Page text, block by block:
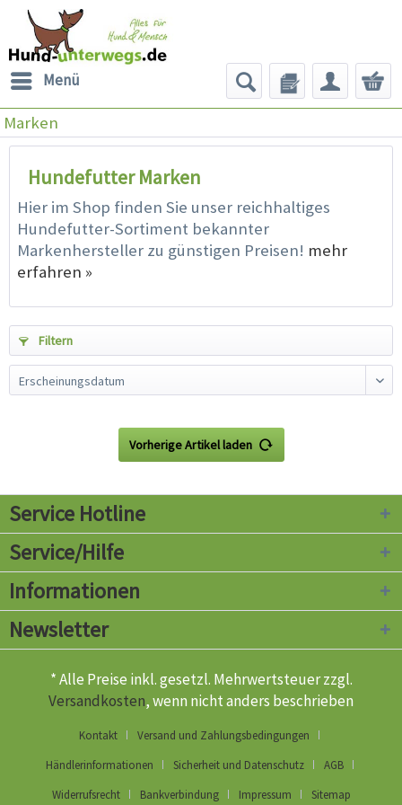
Menü
Marken
Hundefutter Marken
Hier im Shop finden Sie unser reichhaltiges
Hundefutter-Sortiment bekannter
Markenhersteller zu günstigen Preisen! mehr
erfahren »
Filtern
Vorherige Artikel laden
Service Hotline
Service/Hilfe
Informationen
Newsletter
* Alle Preise inkl. gesetzl. Mehrwertsteuer zzgl.
Versandkosten, wenn nicht anders beschrieben
Kontakt
Versand und Zahlungsbedingungen
Händlerinformationen
Sicherheit und Datenschutz
AGB
Widerrufsrecht
Bankverbindung Impressum Sitemap